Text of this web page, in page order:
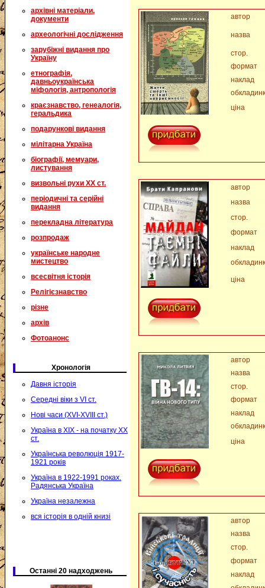
архівні матеріали,
документи
археологічні дослідження
зарубіжні видання про
Україну
етнографія,
давньоукраїнська
міфологія, антропологія
краєзнавство, генеалогія,
геральдика
подарункові видання
мілітарна Україна
біографії, мемуари,
листування
визвольні рухи XX ст.
періодичні та серійні
видання
перекладна література
розпродаж
українське народне
мистецтво
всесвітня історія
Релігієзнавство
різне
архів
Фотоанонс
Хронологія
Давня історія
Середні віки з VI ст.
Нові часи (XVI-XVIII ст.)
Україна в XIX - на початку XX
ст.
Українська революція 1917-
1921 років
Україна в 1922-1991 роках.
Радянська Україна
Україна незалежна
вся історія в одній книзі
Останні 20 надходжень
автор
назва
стор.
формат
наклад
ціна
автор
назва
стор.
формат
наклад
ціна
автор
назва
стор.
формат
наклад
ціна
автор
назва
стор.
формат
наклад